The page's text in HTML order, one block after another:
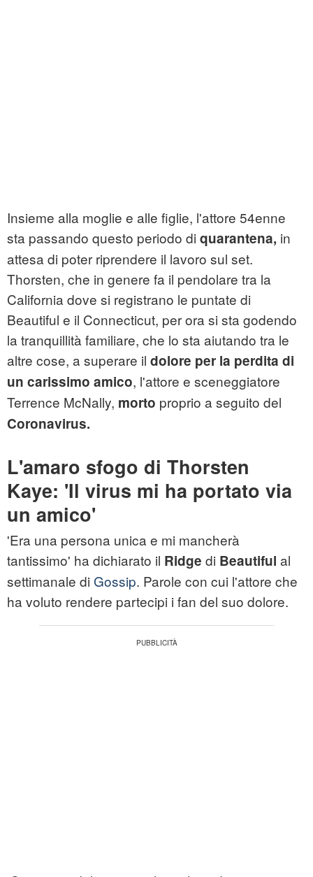
Insieme alla moglie e alle figlie, l'attore 54enne
sta passando questo periodo di quarantena, in
attesa di poter riprendere il lavoro sul set.
Thorsten, che in genere fa il pendolare tra la
California dove si registrano le puntate di
Beautiful e il Connecticut, per ora si sta godendo
la tranquillità familiare, che lo sta aiutando tra le
altre cose, a superare il dolore per la perdita di
un carissimo amico, l'attore e sceneggiatore
Terrence McNally, morto proprio a seguito del
Coronavirus.
L'amaro sfogo di Thorsten
Kaye: 'Il virus mi ha portato via
un amico'
'Era una persona unica e mi mancherà
tantissimo' ha dichiarato il Ridge di Beautiful al
settimanale di Gossip. Parole con cui l'attore che
ha voluto rendere partecipi i fan del suo dolore.